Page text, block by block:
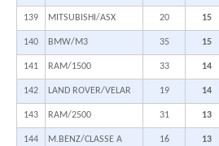
139 MITSUBISHI/ASX 20 15
140 BMW/M3 35 15
141 RAM/1500 33 14
142 LAND ROVER/VELAR 19 14
143 RAM/2500 31 13
144 M.BENZ/CLASSE A 16 13